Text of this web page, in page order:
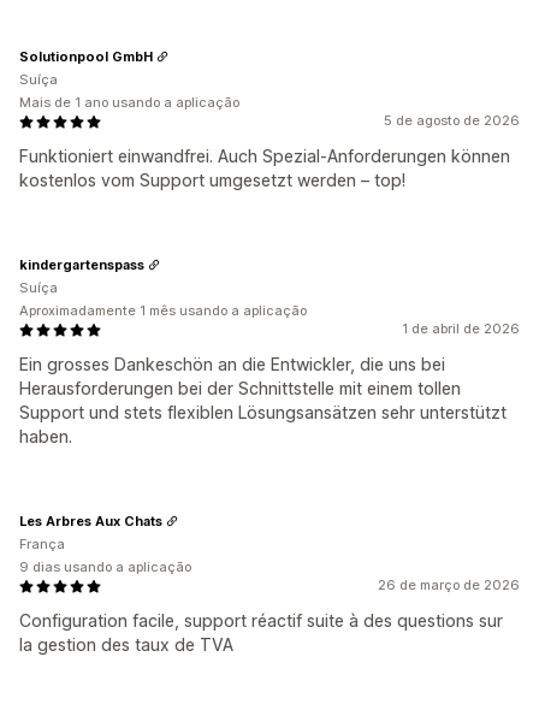
5 de agosto de 2026
Funktioniert einwandfrei. Auch Spezial-Anforderungen können
kostenlos vom Support umgesetzt werden – top!
Solutionpool GmbH
Suíça
Mais de 1 ano usando a aplicação
1 de abril de 2026
Ein grosses Dankeschön an die Entwickler, die uns bei
Herausforderungen bei der Schnittstelle mit einem tollen
Support und stets flexiblen Lösungsansätzen sehr unterstützt
haben.
kindergartenspass
Suíça
Aproximadamente 1 mês usando a aplicação
26 de março de 2026
Configuration facile, support réactif suite à des questions sur
la gestion des taux de TVA
Les Arbres Aux Chats
França
9 dias usando a aplicação